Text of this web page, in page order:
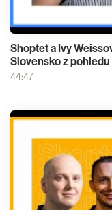
Shoptet a Ivy
Slovensko z
44:47